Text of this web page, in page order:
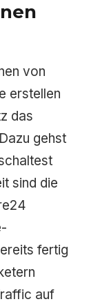
von
erstellen
das
gehst
sind die
fertig
auf